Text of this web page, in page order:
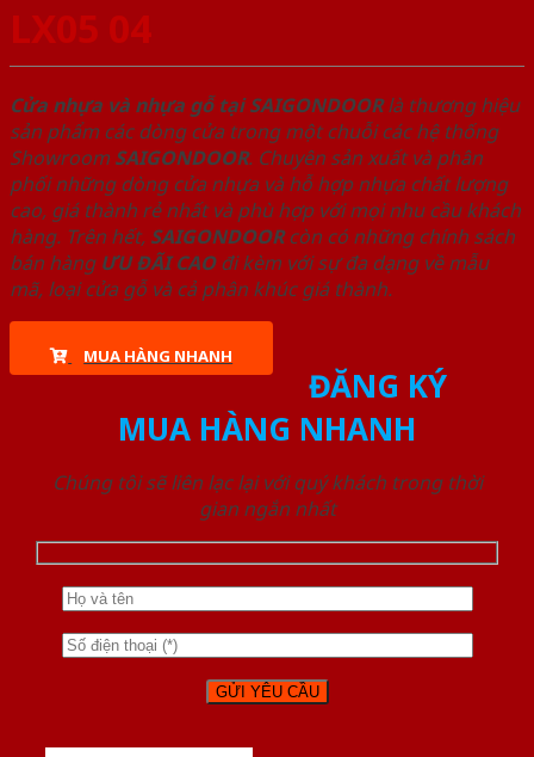
LX05 04
Cửa nhựa và nhựa gỗ tại SAIGONDOORlà thương hiệu
sản phẩm các dòng cửa trong một chuỗi các hệ thống
Showroom SAIGONDOOR. Chuyên sản xuất và phân
phối những dòng cửa nhựa và hỗ hợp nhựa chất lượng
cao, giá thành rẻ nhất và phù hợp với mọi nhu cầu khách
hàng. Trên hết, SAIGONDOORcòn có những chính sách
bán hàng ƯU ĐÃI CAOđi kèm với sự đa dạng về mẫu
mã, loại cửa gỗ và cả phân khúc giá thành.
MUA HÀNG NHANH
ĐĂNG KÝ
MUA HÀNG NHANH
Chúng tôi sẽ liên lạc lại với quý khách trong thời
gian ngắn nhất